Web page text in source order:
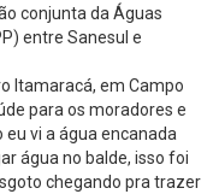
conjunta da Águas
entre Sanesul e
Itamaracá, em Campo
para os moradores e
vi a água encanada
água no balde, isso foi
chegando pra trazer